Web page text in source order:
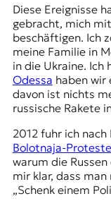
p
e
t
e
n
z
z
u
s
t
e
u
r
Diese Ereignisse
gebracht, mich
beschäftigen. Ich
meine Familie in
in die Ukraine. Ich
Odessa haben wir
davon ist nichts
russische Rakete
2012 fuhr ich
Bolotnaja-Proteste
warum die
mir klar, dass
„Schenk einem